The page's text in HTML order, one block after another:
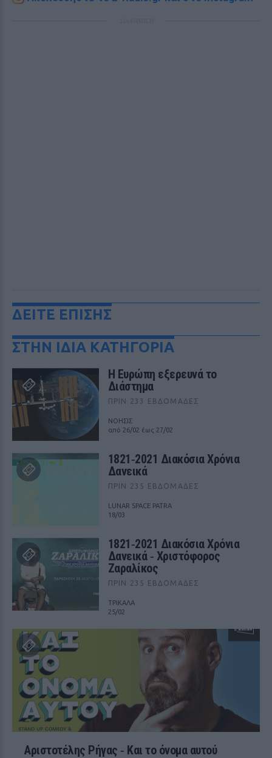
ΔΕΙΤΕ ΕΠΙΣΗΣ
ΣΤΗΝ ΙΔΙΑ ΚΑΤΗΓΟΡΙΑ
Η Ευρώπη εξερευνά το
Διάστημα
ΠΡΙΝ 233 ΕΒΔΟΜΆΔΕΣ
ΝΟΗΣΙΣ
από 26/02 έως 27/02
1821‑2021 Διακόσια Χρόνια
Δανεικά
ΠΡΙΝ 235 ΕΒΔΟΜΆΔΕΣ
LUNAR SPACE PATRA
18/03
1821‑2021 Διακόσια Χρόνια
Δανεικά ‑ Χριστόφορος
Ζαραλίκος
ΠΡΙΝ 235 ΕΒΔΟΜΆΔΕΣ
ΤΡΙΚΑΛΑ
25/02
Αριστοτέλης Ρήγας ‑ Kαι το όνομα αυτού